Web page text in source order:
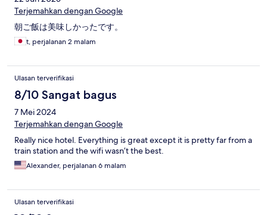
Terjemahkan dengan Google
朝ご飯は美味しかったです。
t, perjalanan 2 malam
Ulasan terverifikasi
8/10 Sangat bagus
7 Mei 2024
Terjemahkan dengan Google
Really nice hotel. Everything is great except it is pretty far from a
train station and the wifi wasn’t the best.
Alexander, perjalanan 6 malam
Ulasan terverifikasi